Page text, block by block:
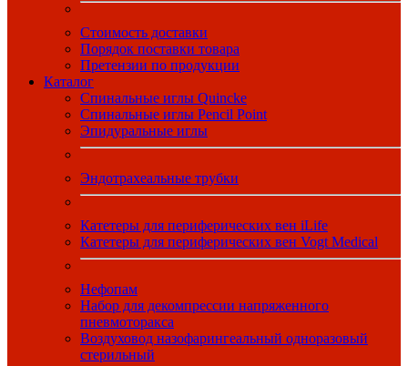
Стоимость доставки
Порядок поставки товара
Претензии по продукции
Каталог
Спинальные иглы Quincke
Спинальные иглы Pencil Point
Эпидуральные иглы
Эндотрахеальные трубки
Катетеры для периферических вен iLife
Катетеры для периферических вен Vogt Medical
Нефопам
Набор для декомпрессии напряженного
пневмоторакса
Воздуховод назофарингеальный одноразовый
стерильный